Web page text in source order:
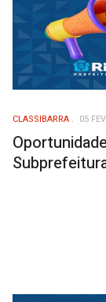
CLASSIBARRA 05